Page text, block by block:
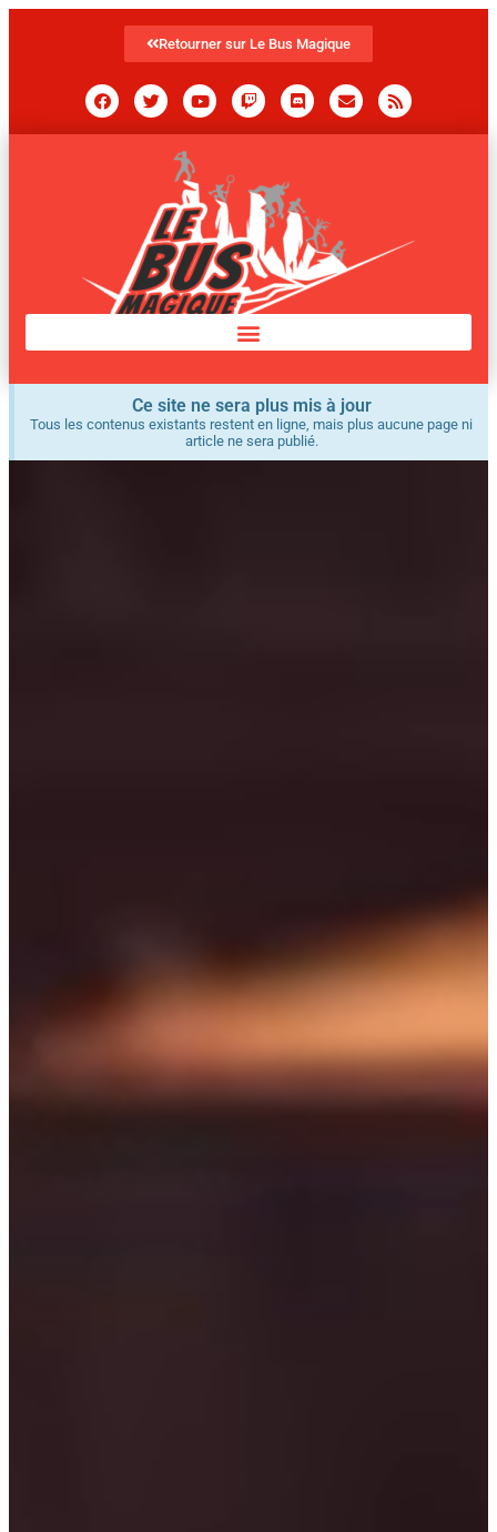
Retourner sur Le Bus Magique
Ce site ne sera plus mis à jour
Tous les contenus existants restent en ligne, mais plus aucune page ni
article ne sera publié.